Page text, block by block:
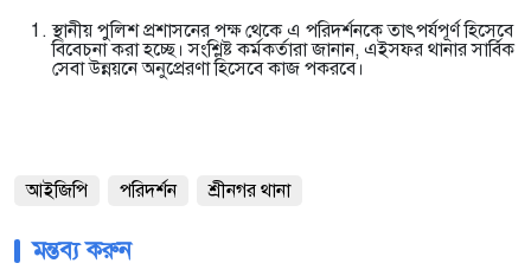
স্থানীয় পুলিশ প্রশাসনের পক্ষ থেকে এ পরিদর্শনকে তাৎপর্যপূর্ণ হিসেবে
বিবেচনা করা হচ্ছে। সংশ্লিষ্ট কর্মকর্তারা জানান, এইসফর থানার সার্বিক
সেবা উন্নয়নে অনুপ্রেরণা হিসেবে কাজ পকরবে।
আইজিপি পরিদর্শন শ্রীনগর থানা
মন্তব্য করুন